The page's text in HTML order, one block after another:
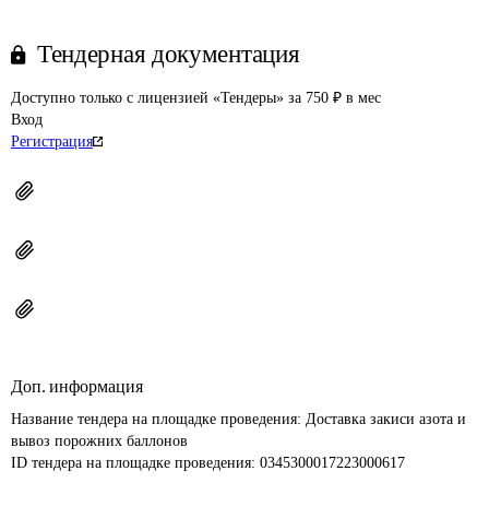
Тендерная документация
Доступно только с лицензией «Тендеры» за 750 ₽ в мес
Вход
Регистрация
Доп. информация
Название тендера на площадке проведения: Доставка закиси азота и
вывоз порожних баллонов
ID тендера на площадке проведения: 0345300017223000617